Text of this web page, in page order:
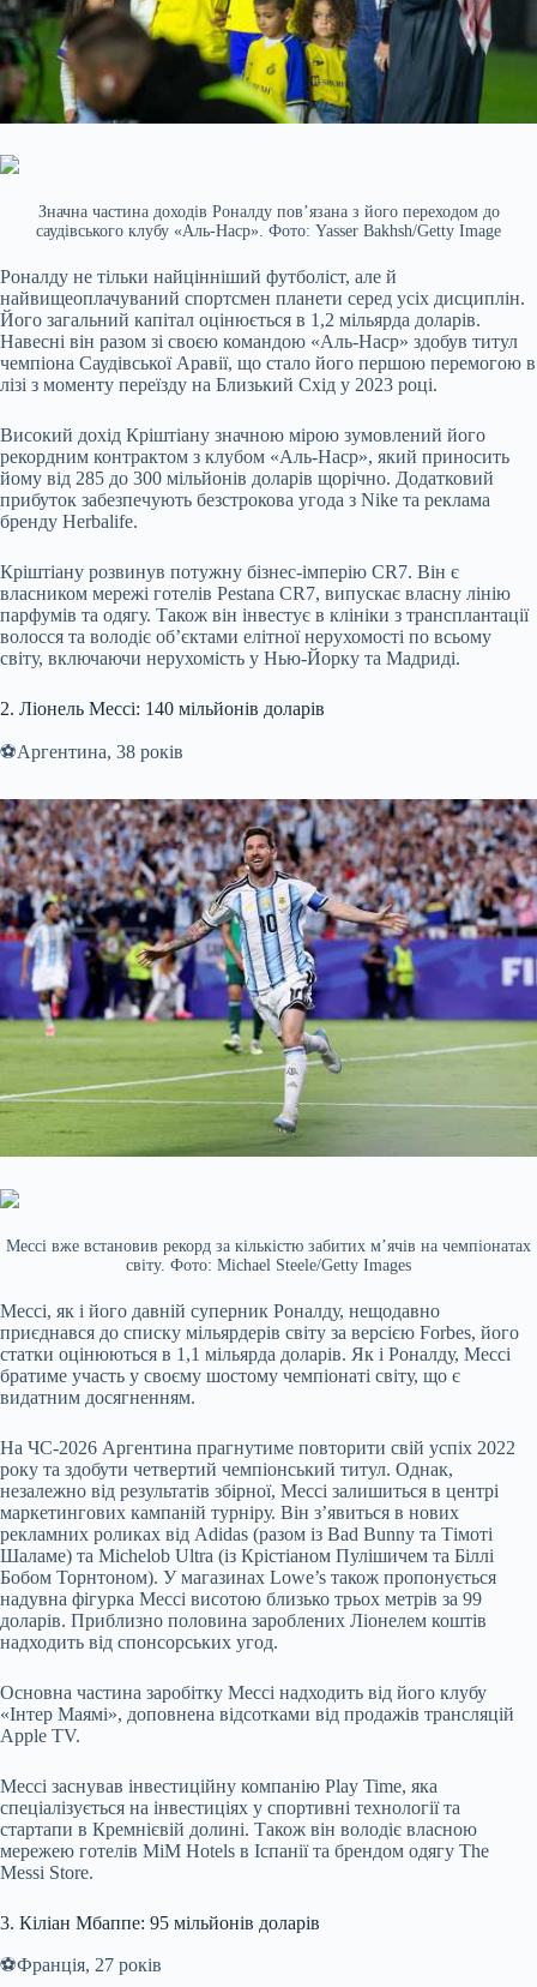
Значна частина доходів Роналду пов’язана з його переходом до
саудівського клубу «Аль-Наср». Фото: Yasser Bakhsh/Getty Image
Роналду не тільки найцінніший футболіст, але й
найвищеоплачуваний спортсмен планети серед усіх дисциплін.
Його загальний капітал оцінюється в 1,2 мільярда доларів.
Навесні він разом зі своєю командою «Аль-Наср» здобув титул
чемпіона Саудівської Аравії, що стало його першою перемогою в
лізі з моменту переїзду на Близький Схід у 2023 році.
Високий дохід Кріштіану значною мірою зумовлений його
рекордним контрактом з клубом «Аль-Наср», який приносить
йому від 285 до 300 мільйонів доларів щорічно. Додатковий
прибуток забезпечують безстрокова угода з Nike та реклама
бренду Herbalife.
Кріштіану розвинув потужну бізнес-імперію CR7. Він є
власником мережі готелів Pestana CR7, випускає власну лінію
парфумів та одягу. Також він інвестує в клініки з трансплантації
волосся та володіє об’єктами елітної нерухомості по всьому
світу, включаючи нерухомість у Нью-Йорку та Мадриді.
2. Ліонель Мессі: 140 мільйонів доларів
⚽️Аргентина, 38 років
Мессі вже встановив рекорд за кількістю забитих м’ячів на чемпіонатах
світу. Фото: Michael Steele/Getty Images
Мессі, як і його давній суперник Роналду, нещодавно
приєднався до списку мільярдерів світу за версією Forbes, його
статки оцінюються в 1,1 мільярда доларів. Як і Роналду, Мессі
братиме участь у своєму шостому чемпіонаті світу, що є
видатним досягненням.
На ЧС-2026 Аргентина прагнутиме повторити свій успіх 2022
року та здобути четвертий чемпіонський титул. Однак,
незалежно від результатів збірної, Мессі залишиться в центрі
маркетингових кампаній турніру. Він з’явиться в нових
рекламних роликах від Adidas (разом із Bad Bunny та Тімоті
Шаламе) та Michelob Ultra (із Крістіаном Пулішичем та Біллі
Бобом Торнтоном). У магазинах Lowe’s також пропонується
надувна фігурка Мессі висотою близько трьох метрів за 99
доларів. Приблизно половина зароблених Ліонелем коштів
надходить від спонсорських угод.
Основна частина заробітку Мессі надходить від його клубу
«Інтер Маямі», доповнена відсотками від продажів трансляцій
Apple TV.
Мессі заснував інвестиційну компанію Play Time, яка
спеціалізується на інвестиціях у спортивні технології та
стартапи в Кремнієвій долині. Також він володіє власною
мережею готелів MiM Hotels в Іспанії та брендом одягу The
Messi Store.
3. Кіліан Мбаппе: 95 мільйонів доларів
⚽️Франція, 27 років